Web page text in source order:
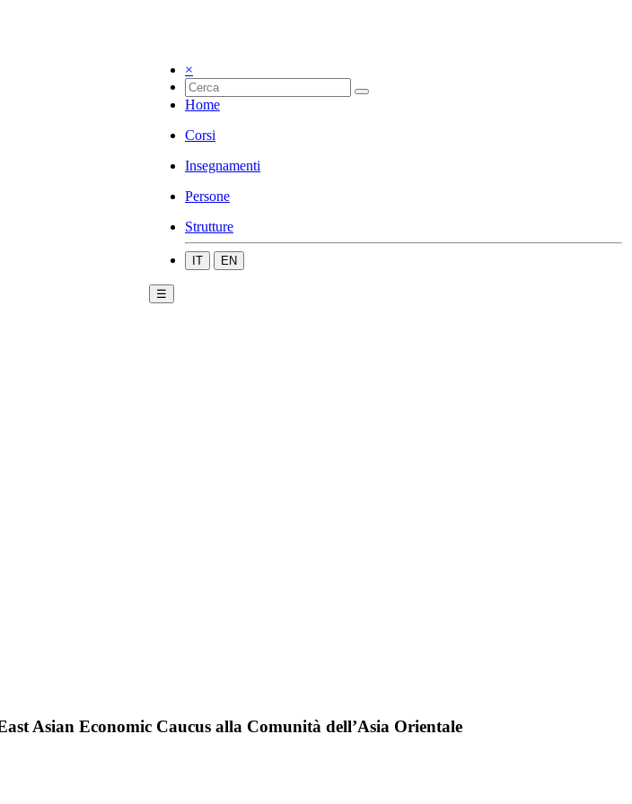
×
Home
Corsi
Insegnamenti
Persone
Strutture
IT EN
☰
Asian Economic Caucus alla Comunità dell’Asia Orientale